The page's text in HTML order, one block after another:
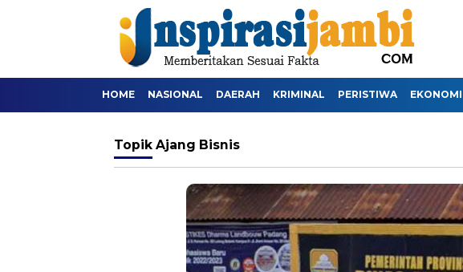
HOME NASIONAL DAERAH KRIMINAL PERISTIWA EKONOMI
Topik Ajang Bisnis